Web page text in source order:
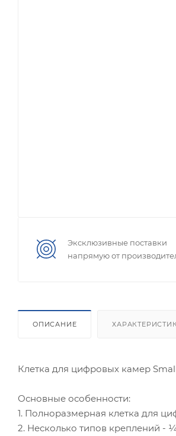
Эксклюзивные поставки
напрямую от
ОПИСАНИЕ
Клетка для цифровых камер
Основные особенности:
1. Полноразмерная клетка для
2. Несколько типов креплений -